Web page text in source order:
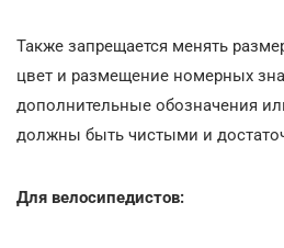
Также запрещается менять
цвет и размещение номерных
дополнительные обозначения
должны быть чистыми и
Для велосипедистов: